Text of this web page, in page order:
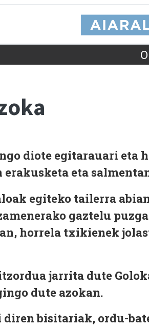
diote egitarauari eta
eta
egiteko tailerra
gaztelu
horrela txikienek
jarrita dute
dute azokan.
bisitariak, ordu-